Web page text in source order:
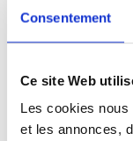
Consentement
Ce site Web
Les cookies nous
et les annonces,
Qualifications et
Profil recherché